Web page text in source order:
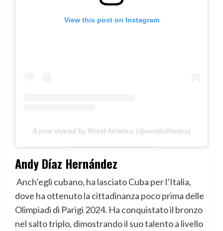
View this post on Instagram
A post shared by World Athletics (@worldathletics)
Andy Díaz Hernández
Anch’egli cubano, ha lasciato Cuba per l’Italia,
dove ha ottenuto la cittadinanza poco prima delle
Olimpiadi di Parigi 2024. Ha conquistato il bronzo
nel salto triplo, dimostrando il suo talento a livello